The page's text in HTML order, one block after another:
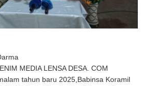
MEDIA LENSA DESA. COM
tahun baru 2025,Babinsa Koramil